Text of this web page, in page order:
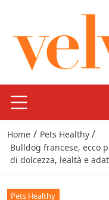
Home / Pets Healthy /
Bulldog francese, ecco
di dolcezza, lealtà e
Pets Healthy